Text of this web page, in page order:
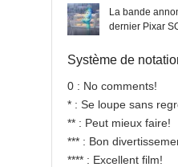
La bande
dernier Pixar
Système de
0 : No comments!
* : Se loupe sans
** : Peut mieux faire!
*** : Bon
**** : Excellent film!